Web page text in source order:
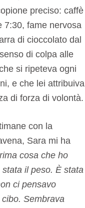
preciso: caffè
7:30, fame nervosa
di cioccolato dal
di colpa alle
si ripeteva ogni
e che lei attribuiva
di forza di volontà.
con la
Sara mi ha
cosa che ho
il peso. È stata
ci pensavo
Sembrava